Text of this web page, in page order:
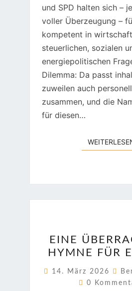
und SPD halten sich –
voller Überzeugung –
kompetent in
steuerlichen, sozialen
energiepolitischen
Dilemma: Da passt
zuweilen auch
zusammen, und die
für diesen…
FÜR
EINE
HYMNE FÜR
14. März 2026
0